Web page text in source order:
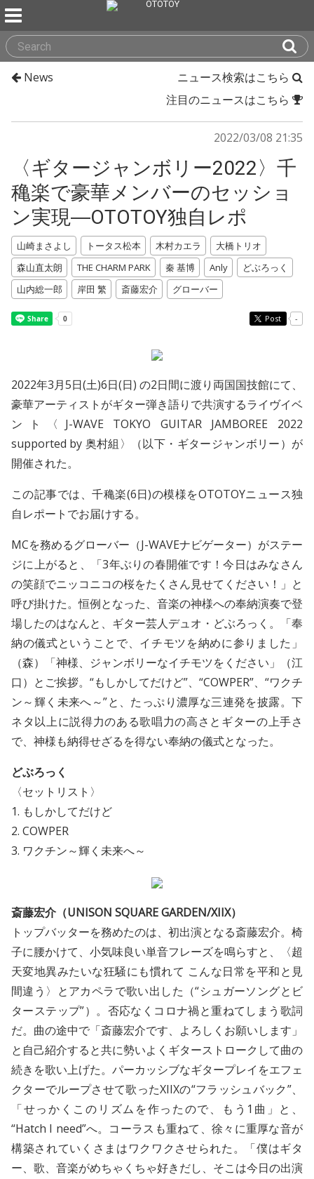
News
ニュース検索はこちら
注目のニュースはこちら
2022/03/08 21:35
〈ギタージャンボリー2022〉千
穐楽で豪華メンバーのセッショ
ン実現―OTOTOY独自レポ
山崎まさよし トータス松本 木村カエラ
大橋トリオ
森山直太朗
THE CHARM PARK 秦 基博 Anly
どぶろっく
山内総一郎
岸田 繁 斎藤宏介 グローバー
Post -
2022年3月5日(土)6日(日) の2日間に渡り両国国技館にて、
豪華アーティストがギター弾き語りで共演するライヴイベ
ント〈J-WAVE TOKYO GUITAR JAMBOREE 2022
supported by 奥村組〉（以下・ギタージャンボリー）が
開催された。
この記事では、千穐楽(6日)の模様をOTOTOYニュース独
自レポートでお届けする。
MCを務めるグローバー（J-WAVEナビゲーター）がステー
ジに上がると、「3年ぶりの春開催です！今日はみなさん
の笑顔でニッコニコの桜をたくさん見せてください！」と
呼び掛けた。恒例となった、音楽の神様への奉納演奏で登
場したのはなんと、ギター芸人デュオ・どぶろっく。「奉
納の儀式ということで、イチモツを納めに参りました」
（森）「神様、ジャンボリーなイチモツをください」（江
口）とご挨拶。“もしかしてだけど”、“COWPER”、“ワクチ
ン～輝く未来へ～”と、たっぷり濃厚な三連発を披露。下
ネタ以上に説得力のある歌唱力の高さとギターの上手さ
で、神様も納得せざるを得ない奉納の儀式となった。
どぶろっく
〈セットリスト〉
1. もしかしてだけど
2. COWPER
3. ワクチン～輝く未来へ～
斎藤宏介（UNISON SQUARE GARDEN/XIIX）
トップバッターを務めたのは、初出演となる斎藤宏介。椅
子に腰かけて、小気味良い単音フレーズを鳴らすと、〈超
天変地異みたいな狂騒にも慣れて こんな日常を平和と見
間違う〉とアカペラで歌い出した（“シュガーソングとビ
ターステップ”）。否応なくコロナ禍と重ねてしまう歌詞
だ。曲の途中で「斎藤宏介です、よろしくお願いします」
と自己紹介すると共に勢いよくギターストロークして曲の
続きを歌い上げた。パーカッシブなギタープレイをエフェ
クターでループさせて歌ったXIIXの“フラッシュバック”、
「せっかくこのリズムを作ったので、もう1曲」と、
“Hatch I need”へ。コーラスも重ねて、徐々に重厚な音が
構築されていくさまはワクワクさせられた。「僕はギタ
ー、歌、音楽がめちゃくちゃ好きだし、そこは今日の出演